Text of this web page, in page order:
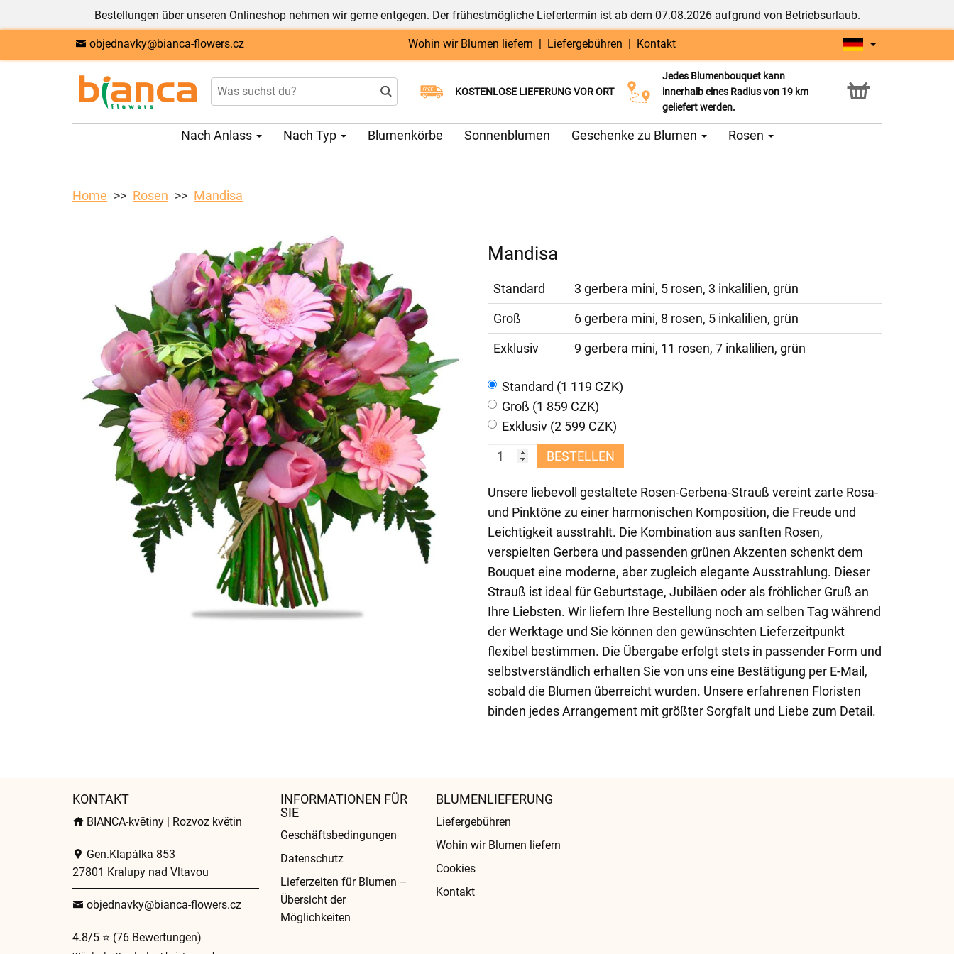
Bestellungen über unseren Onlineshop nehmen wir gerne entgegen. Der frühestmögliche Liefertermin ist ab dem 07.08.2026 aufgrund von Betriebsurlaub.
objednavky@bianca-flowers.cz Wohin wir Blumen liefern | Liefergebühren | Kontakt
KOSTENLOSE LIEFERUNG VOR ORT
Wählen Sie Ihr Lieferdatum
Jedes Blumenbouquet kann
innerhalb eines Radius von 19 km
geliefert werden.
Click & Collect Service
Nach Anlass Nach Typ Blumenkörbe Sonnenblumen Geschenke zu Blumen Rosen
Home Rosen Mandisa
Mandisa
Standard
3 gerbera mini, 5 rosen, 3 inkalilien, grün
Groß
6 gerbera mini, 8 rosen, 5 inkalilien, grün
Exklusiv
9 gerbera mini, 11 rosen, 7 inkalilien, grün
Standard (1 119 CZK)
Groß (1 859 CZK)
Exklusiv (2 599 CZK)
BESTELLEN
Unsere liebevoll gestaltete Rosen-Gerbena-Strauß vereint zarte Rosa-
und Pinktöne zu einer harmonischen Komposition, die Freude und
Leichtigkeit ausstrahlt. Die Kombination aus sanften Rosen,
verspielten Gerbera und passenden grünen Akzenten schenkt dem
Bouquet eine moderne, aber zugleich elegante Ausstrahlung. Dieser
Strauß ist ideal für Geburtstage, Jubiläen oder als fröhlicher Gruß an
Ihre Liebsten. Wir liefern Ihre Bestellung noch am selben Tag während
der Werktage und Sie können den gewünschten Lieferzeitpunkt
flexibel bestimmen. Die Übergabe erfolgt stets in passender Form und
selbstverständlich erhalten Sie von uns eine Bestätigung per E-Mail,
sobald die Blumen überreicht wurden. Unsere erfahrenen Floristen
binden jedes Arrangement mit größter Sorgfalt und Liebe zum Detail.
KONTAKT
BIANCA-květiny | Rozvoz květin
Gen.Klapálka 853
27801 Kralupy nad Vltavou
objednavky@bianca-flowers.cz
4.8/5 ⭐ (76 Bewertungen)
INFORMATIONEN FÜR
SIE
Geschäftsbedingungen
Datenschutz
Lieferzeiten für Blumen –
Übersicht der
Möglichkeiten
BLUMENLIEFERUNG
Liefergebühren
Wohin wir Blumen liefern
Cookies
Kontakt